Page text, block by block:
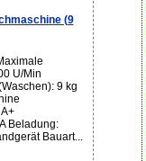
(9
U/Min
9 kg
Beladung:
Bauart...